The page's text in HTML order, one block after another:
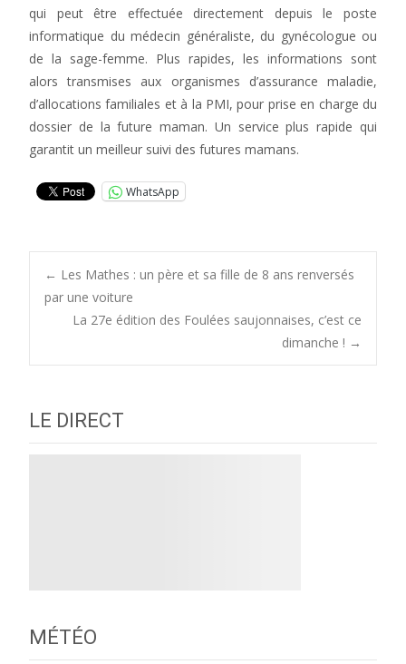
qui peut être effectuée directement depuis le poste
informatique du médecin généraliste, du gynécologue ou
de la sage-femme. Plus rapides, les informations sont
alors transmises aux organismes d’assurance maladie,
d’allocations familiales et à la PMI, pour prise en charge du
dossier de la future maman. Un service plus rapide qui
garantit un meilleur suivi des futures mamans.
WhatsApp
Post
← Les Mathes : un père et sa fille de 8 ans renversés
par une voiture
La 27e édition des Foulées saujonnaises, c’est ce
dimanche ! →
LE DIRECT
MÉTÉO